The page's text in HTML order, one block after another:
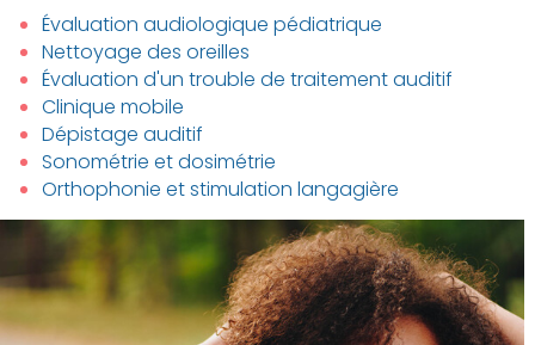
Évaluation audiologique pédiatrique
Nettoyage des oreilles
Évaluation d'un trouble de traitement auditif
Clinique mobile
Dépistage auditif
Sonométrie et dosimétrie
Orthophonie et stimulation langagière